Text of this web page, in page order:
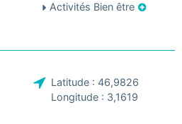
Activités Bien être
Latitude : 46,9826
Longitude : 3,1619